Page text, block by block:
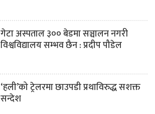
गेटा अस्पताल ३०० बेडमा सञ्चालन नगरी
विश्वविद्यालय सम्भव छैन : प्रदीप पौडेल
‘हली’को ट्रेलरमा छाउपडी प्रथाविरुद्ध सशक्त
सन्देश